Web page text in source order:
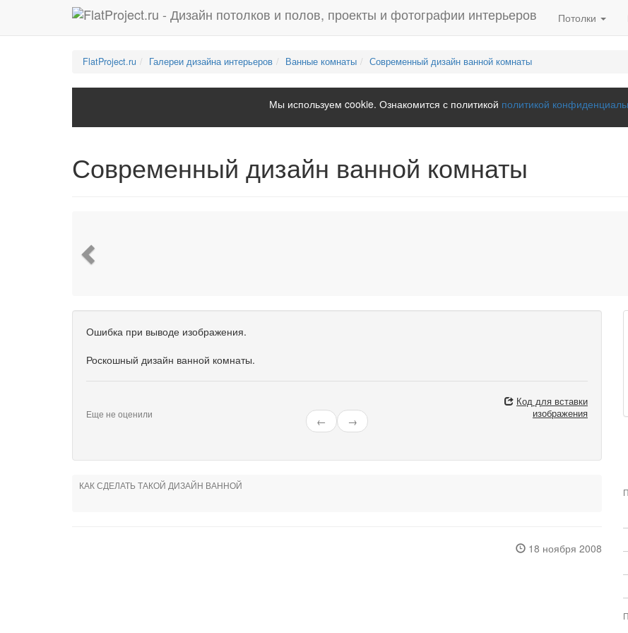
Потолки
FlatProject.ru Галереи дизайна интерьеров Ванные комнаты Современный дизайн ванной комнаты
Мы используем cookie. Ознакомится с политикой политикой
Современный дизайн ванной комнаты
Ошибка при выводе изображения.
Роскошный дизайн ванной комнаты.
Еще не оценили
← →
Код для вставки
изображения
КАК СДЕЛАТЬ ТАКОЙ ДИЗАЙН ВАННОЙ
18 ноября 2008